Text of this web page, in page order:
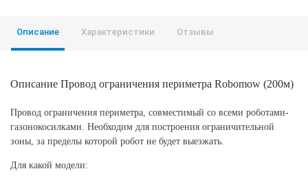
Описание Характеристики Отзывы
Описание Провод ограничения периметра Robomow (200м)
Провод ограничения периметра, совместимый со всеми роботами-
газонокосилками. Необходим для построения ограничительной
зоны, за пределы которой робот не будет выезжать.
Для какой модели: